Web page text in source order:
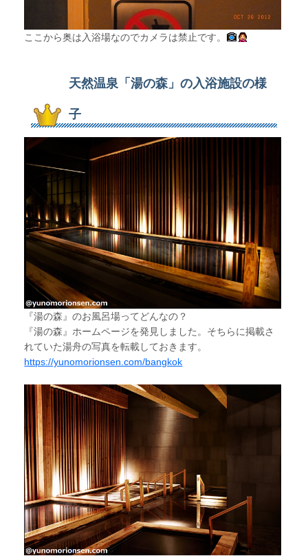
ここから奥は入浴場なのでカメラは禁止です。
天然温泉「湯の森」の入浴施設の様
子
『湯の森』のお風呂場ってどんなの？
『湯の森』ホームページを発見しました。そちらに掲載さ
れていた湯舟の写真を転載しておきます。
https://yunomorionsen.com/bangkok